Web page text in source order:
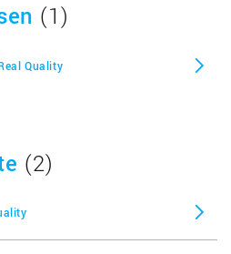
(1)
Quality
(2)